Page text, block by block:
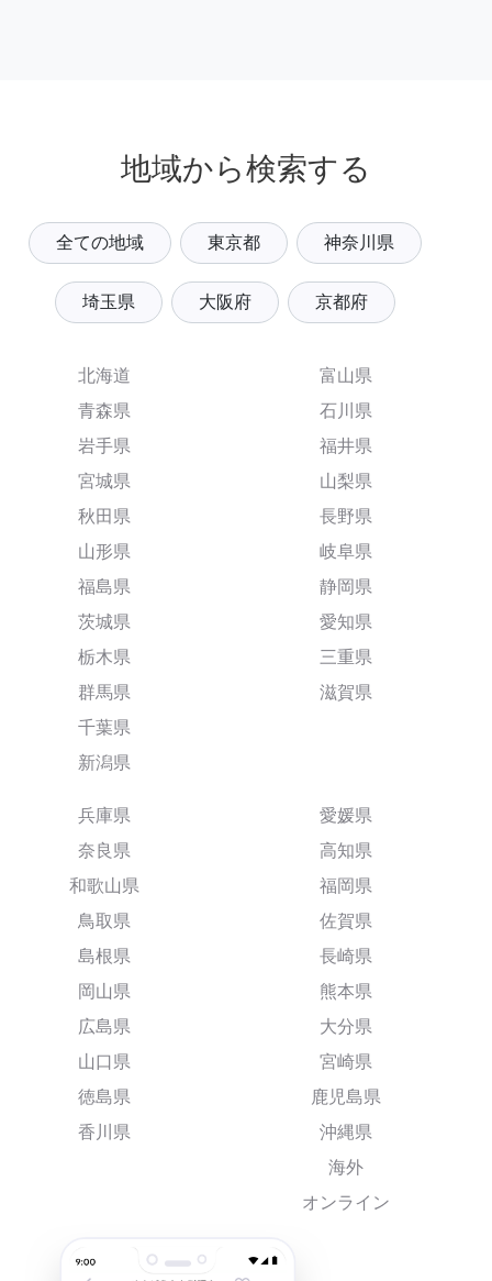
地域から検索する
全ての地域 東京都 神奈川県
埼玉県 大阪府 京都府
北海道
青森県
岩手県
宮城県
秋田県
山形県
福島県
茨城県
栃木県
群馬県
千葉県
新潟県
富山県
石川県
福井県
山梨県
長野県
岐阜県
静岡県
愛知県
三重県
滋賀県
兵庫県
奈良県
和歌山県
鳥取県
島根県
岡山県
広島県
山口県
徳島県
香川県
愛媛県
高知県
福岡県
佐賀県
長崎県
熊本県
大分県
宮崎県
鹿児島県
沖縄県
海外
オンライン